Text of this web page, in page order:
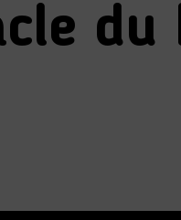
du